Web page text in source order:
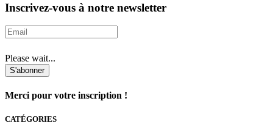
Inscrivez-vous à notre newsletter
Please wait...
S'abonner
Merci pour votre inscription !
CATÉGORIES